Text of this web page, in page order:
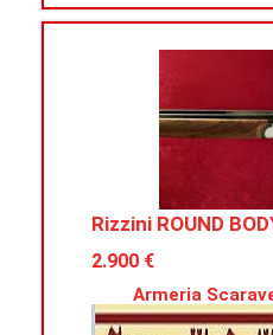
Rizzini ROUND
2.900 €
Armeria